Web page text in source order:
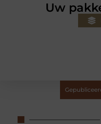
Uw